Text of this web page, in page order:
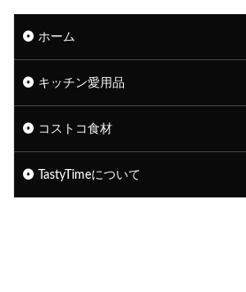
ホーム
キッチン愛用品
コストコ食材
TastyTimeについて